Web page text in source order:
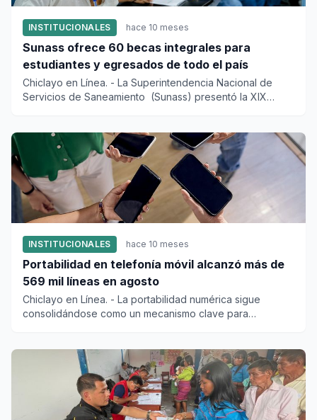
INSTITUCIONALES hace 10 meses
Sunass ofrece 60 becas integrales para
estudiantes y egresados de todo el país
Chiclayo en Línea. - La Superintendencia Nacional de
Servicios de Saneamiento (Sunass) presentó la XIX
INSTITUCIONALES hace 10 meses
Portabilidad en telefonía móvil alcanzó más de
569 mil líneas en agosto
Chiclayo en Línea. - La portabilidad numérica sigue
consolidándose como un mecanismo clave para